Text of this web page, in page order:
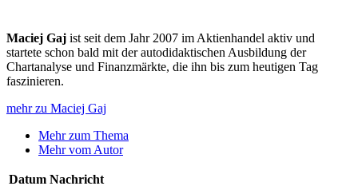
Maciej Gaj ist seit dem Jahr 2007 im Aktienhandel aktiv und
startete schon bald mit der autodidaktischen Ausbildung der
Chartanalyse und Finanzmärkte, die ihn bis zum heutigen Tag
faszinieren.
mehr zu Maciej Gaj
Mehr zum Thema
Mehr vom Autor
Datum Nachricht